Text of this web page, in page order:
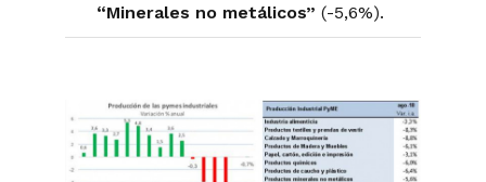
“Minerales no metálicos” (-5,6%).